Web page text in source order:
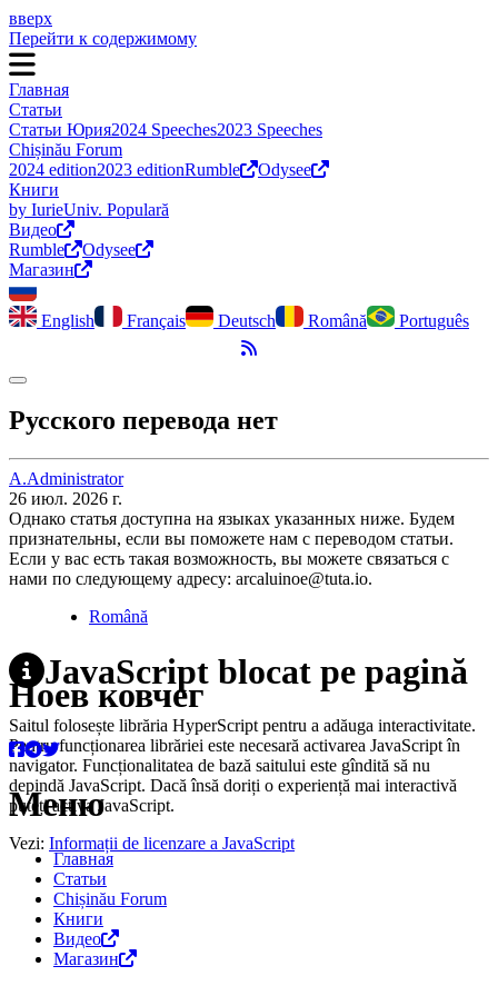
вверх
Перейти к содержимому
Главная
Статьи
Статьи Юрия2024 Speeches2023 Speeches
Chișinău Forum
2024 edition2023 editionRumble
Odysee
Книги
by IurieUniv. Populară
Видео
Rumble
Odysee
Магазин
English Français Deutsch Română
Português
RSS-канал
Переключить темный режим
Русского перевода нет
A.Administrator
26 июл. 2026 г.
Однако статья доступна на языках указанных ниже. Будем
признательны, если вы поможете нам с переводом статьи.
Если у вас есть такая возможность, вы можете связаться с
нами по следующему адресу: arcaluinoe@tuta.io.
Română
JavaScript blocat pe pagină
Saitul folosește librăria HyperScript pentru a adăuga interactivitate.
Pentru funcționarea librăriei este necesară activarea JavaScript în
navigator. Funcționalitatea de bază saitului este gîndită să nu
depindă JavaScript. Dacă însă doriți o experiență mai interactivă
puteți activa JavaScript.
Vezi: Informații de licenzare a JavaScript
Ноев ковчег
Меню
Главная
Статьи
Chișinău Forum
Книги
Видео
Магазин